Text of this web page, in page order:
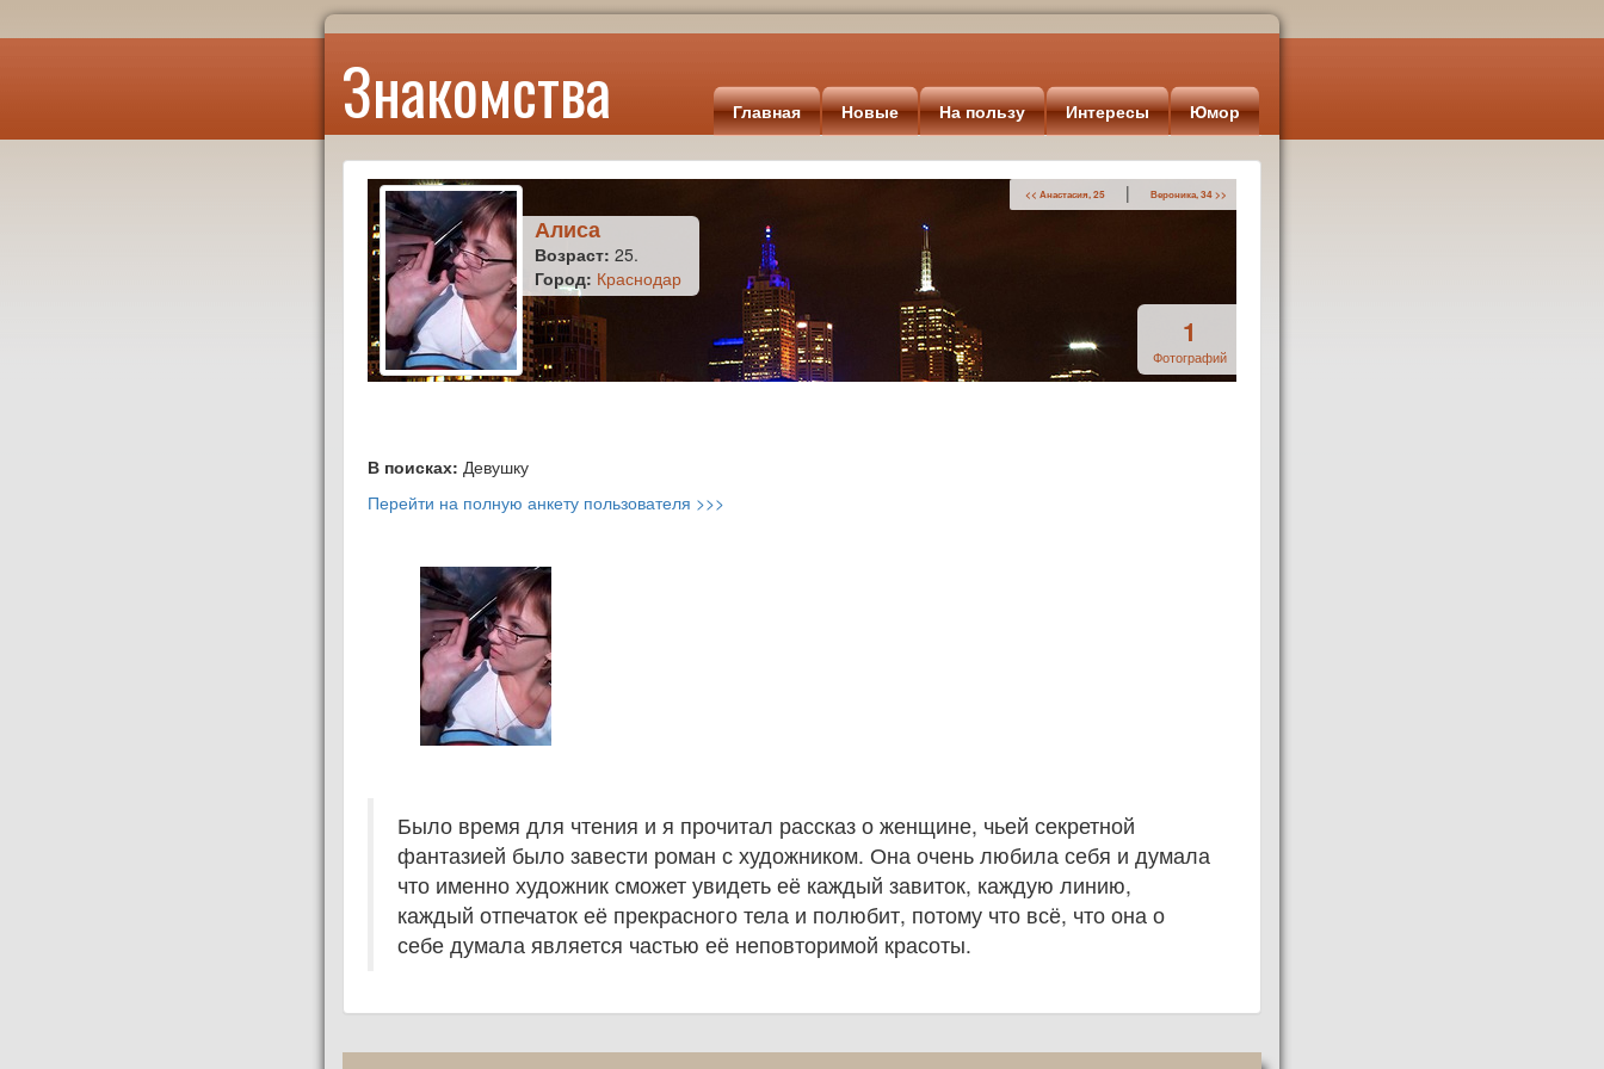
Знакомства Главная Новые На пользу Интересы Юмор
Алиса
Возраст: 25.
Город: Краснодар
<< Анастасия, 25 | Вероника, 34 >>
1
Фотографий
В поисках: Девушку
Перейти на полную анкету пользователя >>>
Было время для чтения и я прочитал рассказ о женщине, чьей секретной
фантазией было завести роман с художником. Она очень любила себя и думала
что именно художник сможет увидеть её каждый завиток, каждую линию,
каждый отпечаток её прекрасного тела и полюбит, потому что всё, что она о
себе думала является частью её неповторимой красоты.